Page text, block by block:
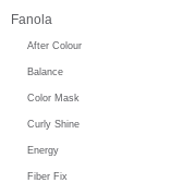
Fanola
After Colour
Balance
Color Mask
Curly Shine
Energy
Fiber Fix